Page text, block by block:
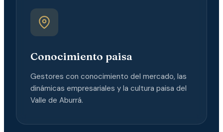
Conocimiento paisa
Gestores con conocimiento del mercado, las
dinámicas empresariales y la cultura paisa del
Valle de Aburrá.